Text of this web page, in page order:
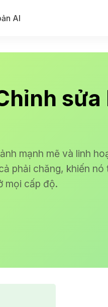
AI
mạnh mẽ và linh
phải chăng, khiến
mọi cấp độ.